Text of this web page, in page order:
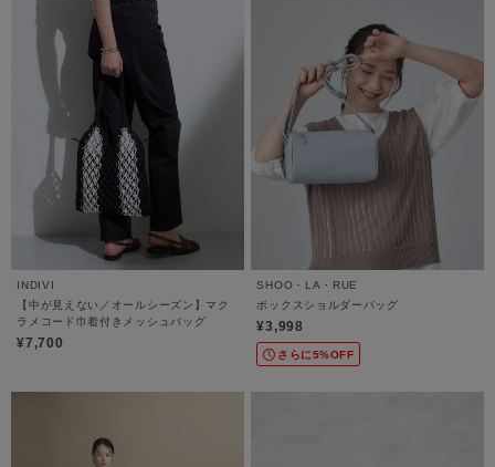
INDIVI
【中が見えない／オールシーズン】マク
ラメコード巾着付きメッシュバッグ
¥7,700
SHOO・LA・RUE
ボックスショルダーバッグ
¥3,998
さらに5%OFF